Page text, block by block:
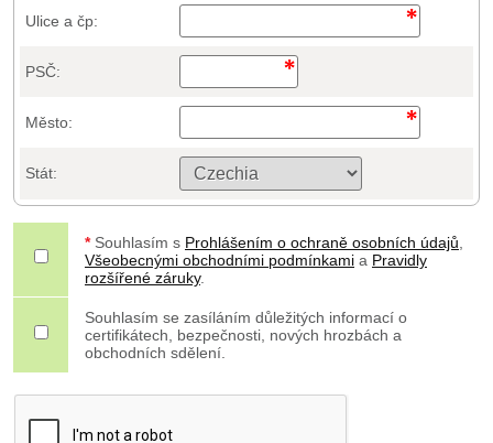
Ulice a čp:
PSČ:
Město:
Stát:
* Souhlasím s Prohlášením o ochraně osobních údajů
Všeobecnými obchodními podmínkami a Pravidly
rozšířené záruky.
Souhlasím se zasíláním důležitých informací o
certifikátech, bezpečnosti, nových hrozbách a
obchodních sdělení.